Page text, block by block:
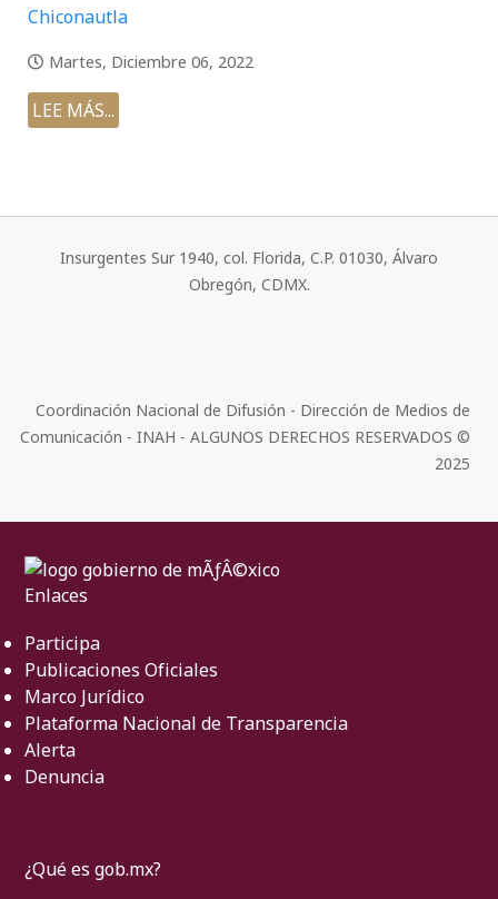
Chiconautla
Martes, Diciembre 06, 2022
LEE MÁS...
Insurgentes Sur 1940, col. Florida, C.P. 01030, Álvaro
Obregón, CDMX.
Coordinación Nacional de Difusión - Dirección de Medios de
Comunicación - INAH - ALGUNOS DERECHOS RESERVADOS ©
2025
Enlaces
Participa
Publicaciones Oficiales
Marco Jurídico
Plataforma Nacional de Transparencia
Alerta
Denuncia
¿Qué es gob.mx?